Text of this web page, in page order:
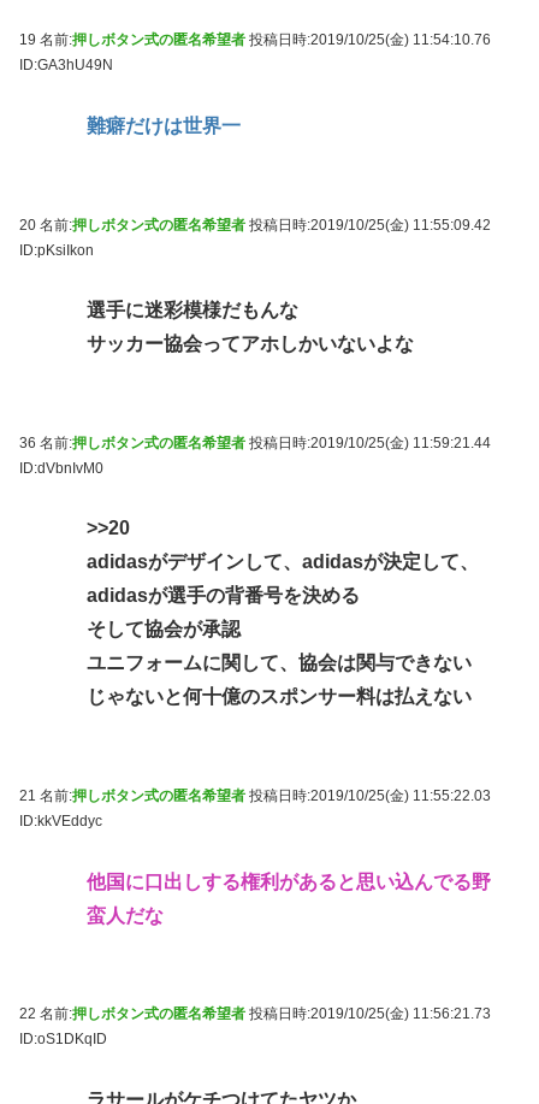
19 名前:押しボタン式の匿名希望者 投稿日時:2019/10/25(金) 11:54:10.76
ID:GA3hU49N
難癖だけは世界一
20 名前:押しボタン式の匿名希望者 投稿日時:2019/10/25(金) 11:55:09.42
ID:pKsiIkon
選手に迷彩模様だもんな
サッカー協会ってアホしかいないよな
36 名前:押しボタン式の匿名希望者 投稿日時:2019/10/25(金) 11:59:21.44
ID:dVbnIvM0
>>20
adidasがデザインして、adidasが決定して、
adidasが選手の背番号を決める
そして協会が承認
ユニフォームに関して、協会は関与できない
じゃないと何十億のスポンサー料は払えない
21 名前:押しボタン式の匿名希望者 投稿日時:2019/10/25(金) 11:55:22.03
ID:kkVEddyc
他国に口出しする権利があると思い込んでる野
蛮人だな
22 名前:押しボタン式の匿名希望者 投稿日時:2019/10/25(金) 11:56:21.73
ID:oS1DKqID
ラサールがケチつけてたヤツか